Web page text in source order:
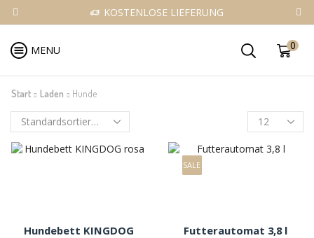
KOSTENLOSE LIEFERUNG
MENU 0
Start Laden Hunde
Hundebett KINGDOG
SALE
Futterautomat 3,8 l